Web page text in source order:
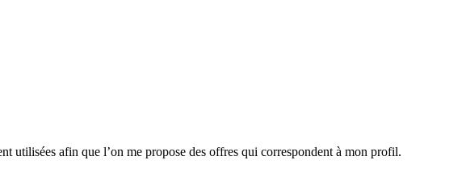
utilisées afin que l’on me propose des offres qui correspondent à mon profil.